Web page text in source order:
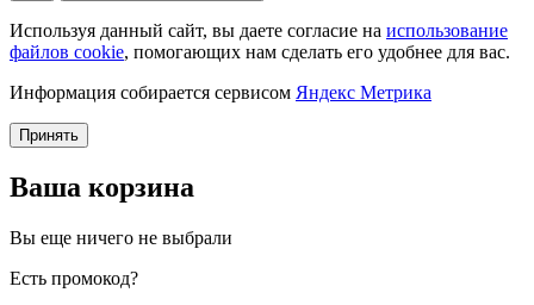
Используя данный сайт, вы даете согласие на использование
файлов cookie, помогающих нам сделать его удобнее для вас.
Информация собирается сервисом Яндекс Метрика
Принять
Ваша корзина
Вы еще ничего не выбрали
Есть промокод?